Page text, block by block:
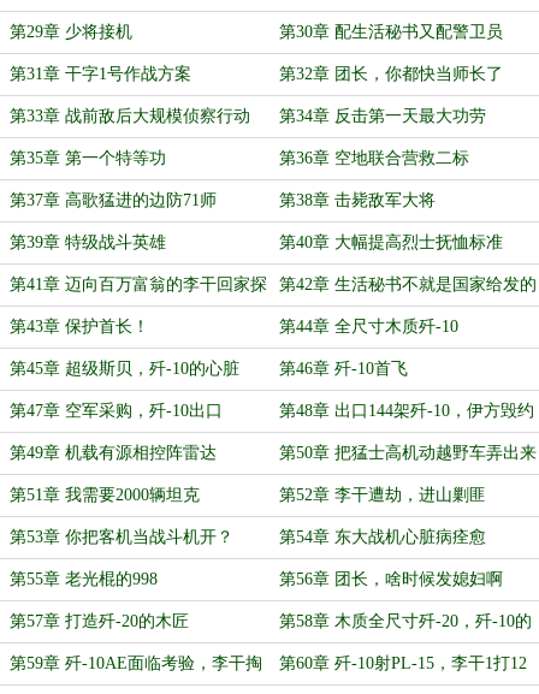
第29章 少将接机 第30章 配生活秘书又配警卫员
第31章 干字1号作战方案 第32章 团长，你都快当师长了
第33章 战前敌后大规模侦察行动 第34章 反击第一天最大功劳
第35章 第一个特等功 第36章 空地联合营救二标
第37章 高歌猛进的边防71师 第38章 击毙敌军大将
第39章 特级战斗英雄 第40章 大幅提高烈士抚恤标准
第41章 迈向百万富翁的李干回家探
亲
第42章 生活秘书不就是国家给发的
媳妇么
第43章 保护首长！ 第44章 全尺寸木质歼-10
第45章 超级斯贝，歼-10的心脏 第46章 歼-10首飞
第47章 空军采购，歼-10出口 第48章 出口144架歼-10，伊方毁约
第49章 机载有源相控阵雷达 第50章 把猛士高机动越野车弄出来
第51章 我需要2000辆坦克 第52章 李干遭劫，进山剿匪
第53章 你把客机当战斗机开？ 第54章 东大战机心脏病痊愈
第55章 老光棍的998 第56章 团长，啥时候发媳妇啊
第57章 打造歼-20的木匠 第58章 木质全尺寸歼-20，歼-10的
超远距离转
第59章 歼-10AE面临考验，李干掏 第60章 歼-10射PL-15，李干1打12